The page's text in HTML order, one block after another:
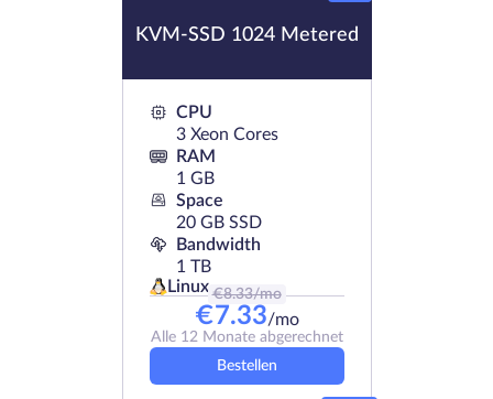
KVM-SSD 1024 Metered
CPU
3 Xeon Cores
RAM
1 GB
Space
20 GB SSD
Bandwidth
1 TB
Linux €8.33/mo
€7.33/mo
Alle 12 Monate abgerechnet
Bestellen